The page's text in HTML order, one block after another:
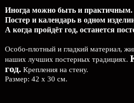
Иногда можно быть и практичным.
Постер и календарь в одном
А когда пройдёт год, останется
Особо-плотный и гладкий материал,
наших лучших постерных традициях.
год. Крепления на стену.
Размер: 42 х 30 см.